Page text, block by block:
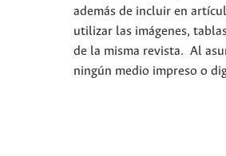
además de incluir en
utilizar las imágenes,
de la misma revista. Al
ningún medio impreso o